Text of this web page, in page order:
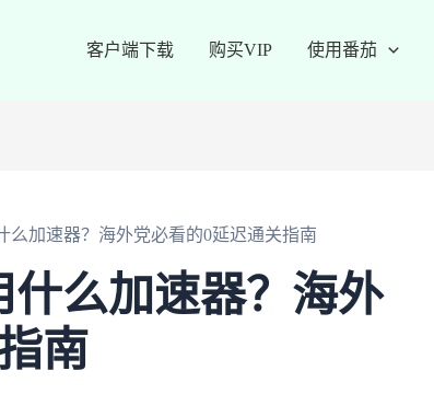
客户端下载 购买VIP 使用番茄
么加速器？海外党必看的0延迟通关指南
么加速器？海外
南